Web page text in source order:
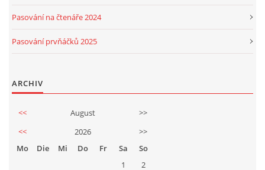
Pasování na čtenáře 2024
Pasování prvňáčků 2025
ARCHIV
<< August
>>
<<
2026
>>
Mo
Die Mi Do Fr Sa
So
1
2